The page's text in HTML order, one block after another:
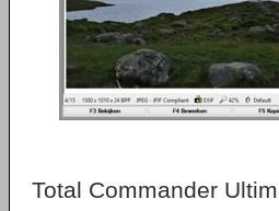
Total Commander